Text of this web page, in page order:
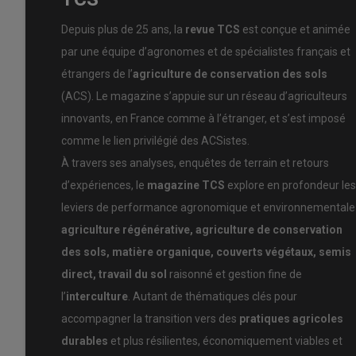
© F.Thomas
Les couverts végétaux, c’est du recyclage de fertilité,
carbone et d’énergie. C’est en partie pour cette raison
associations, une bonne densité, un temps de
système cultural en carbone sera d’autant plus
la pomme de terre, la betterave et l’ensemble des
rotations très pailleuses (blé, orge, colza, maïs), déjà
d’utiliser les couverts végétaux pour enrichir le
L’effet rendement 2025
Beaucoup d’agriculteurs ont été surpris par les bons
chaud, qui a hâté les récoltes. Cette météo a peut-être
propices à la production d’énergie solaire. Ces
favorable. Il est donc logique que les plantes et les
fabriquer plus de sucres, d’amidon et donc de
Depuis plus de 25 ans, la revue TCS est conçue et animée
par une équipe d’agronomes et de spécialistes français et
étrangers de l’agriculture de conservation des sols
(ACS). Le magazine s’appuie sur un réseau d’agriculteurs
innovants, en France comme à l’étranger, et s’est imposé
comme le lien privilégié des ACSistes.
À travers ses analyses, enquêtes de terrain et retours
d’expériences, le magazine TCS explore en profondeur les
leviers de performance agronomique et environnementale
agriculture régénérative, agriculture de conservation
des sols, matière organique, couverts végétaux, semis
direct, travail du sol raisonné et gestion fine de
l’interculture . Autant de thématiques clés pour
accompagner la transition vers des pratiques agricoles
durables et plus résilientes, économiquement viables et